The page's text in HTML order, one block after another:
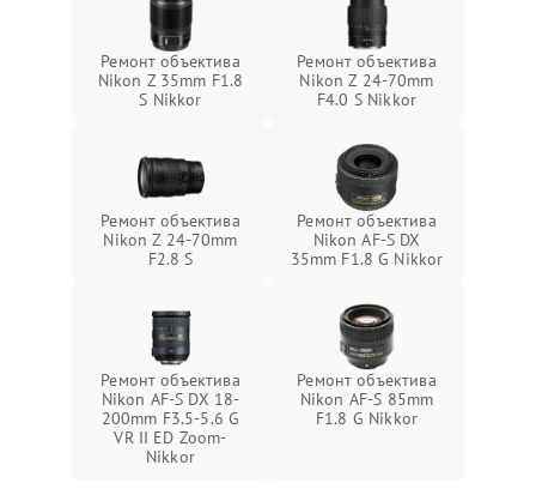
Ремонт объектива
Nikon Z 35mm F1.8
S Nikkor
Ремонт объектива
Nikon Z 24-70mm
F4.0 S Nikkor
Ремонт объектива
Nikon Z 24-70mm
F2.8 S
Ремонт объектива
Nikon AF-S DX
35mm F1.8 G Nikkor
Ремонт объектива
Nikon AF-S DX 18-
200mm F3.5-5.6 G
VR II ED Zoom-
Nikkor
Ремонт объектива
Nikon AF-S 85mm
F1.8 G Nikkor